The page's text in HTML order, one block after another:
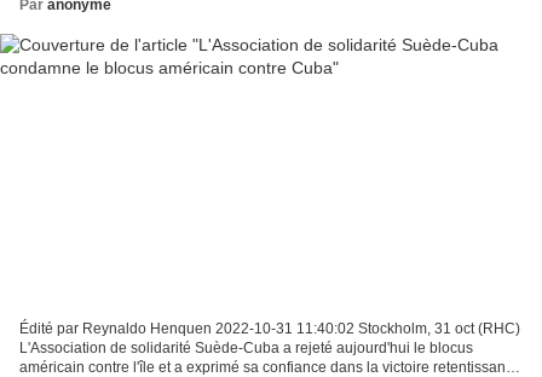
Par anonyme
Édité par Reynaldo Henquen 2022-10-31 11:40:02 Stockholm, 31 oct (RHC)
L'Association de solidarité Suède-Cuba a rejeté aujourd'hui le blocus
américain contre l'île et a exprimé sa confiance dans la victoire retentissante